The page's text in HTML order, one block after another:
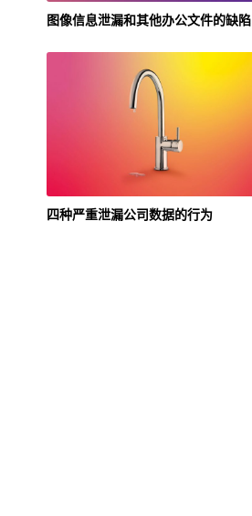
图像信息泄漏和其他办公文件的缺陷
四种严重泄漏公司数据的行为